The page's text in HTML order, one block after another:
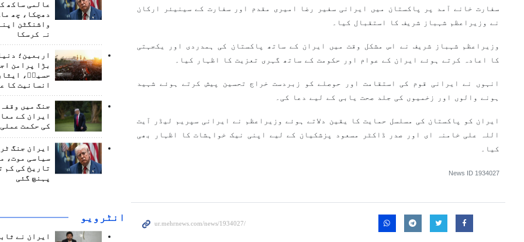
سفارت خانے آمد پر پاکستان میں ایرانی سفیر رضا امیری مقدم اور سفارت کے سینیئر ارکان
نے وزیراعظم شہباز شریف کا استقبال کیا۔
وزیراعظم شہباز شریف نے اس مشکل وقت میں ایران کے ساتھ پاکستان کی ہمدردی اور یکجہتی
کا اعادہ کرتے ہوئے ایران کے عوام اور حکومت کے ساتھ گہری تعزیت کا اظہار کیا۔
انہوں نے ایرانی قوم کی استقامت اور حوصلے کو زبردست خراج تحسین پیش کرتے ہوئے شہید
ہونے والوں اور زخمیوں کی جلد صحت یابی کے لیے دعا کی۔
ایران کو پاکستان کی مسلسل حمایت کا یقین دلاتے ہوئے وزیراعظم نے ایرانی سپریم لیڈر آیت
اللہ علی خامنہ ای اور صدر ڈاکٹر مسعود پزشکیان کے لیے اپنی نیک خواہشات کا اظہار بھی
کیا۔
News ID 1934027
عالمی ساکھ
دھچکا، چھ
واشنگٹن
نہ کرسکا
اربعین؛
بڑا پرامن
حسینؑ،
انسانیت کا
جنگ میں
ایران کے
کی حکمت
ایران جنگ
سیاسی موت،
تاریخ کی کم
پہنچ گئی
انٹرويو
ایران نے